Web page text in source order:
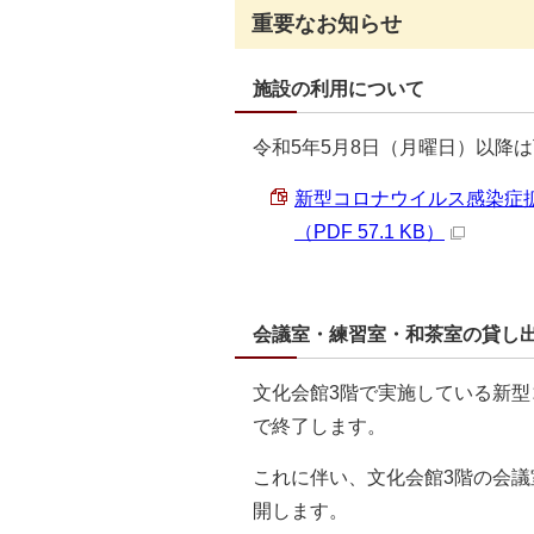
重要なお知らせ
施設の利用について
令和5年5月8日（月曜日）以降
新型コロナウイルス感染症
（PDF 57.1 KB）
会議室・練習室・和茶室の貸し
文化会館3階で実施している新
で終了します。
これに伴い、文化会館3階の会
開します。